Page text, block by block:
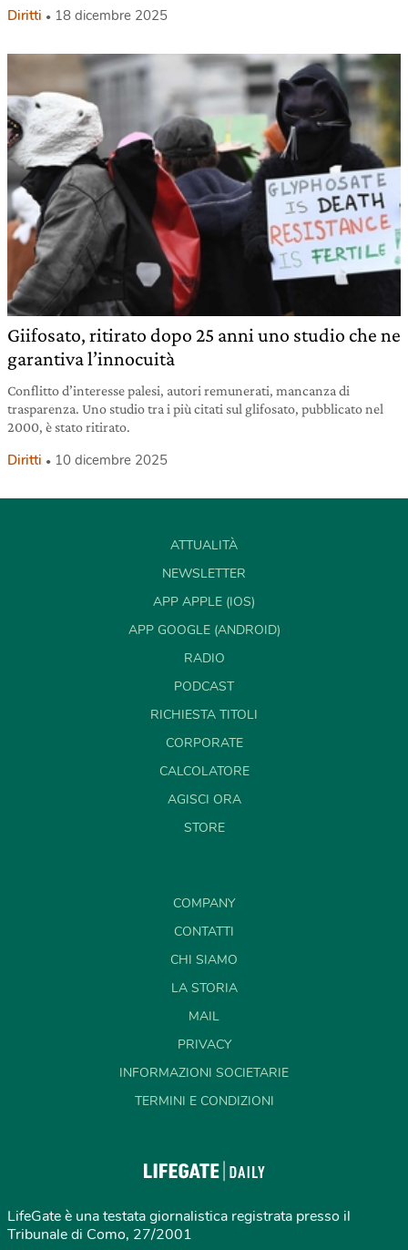
Diritti 18 dicembre 2025
Giifosato, ritirato dopo 25 anni uno studio che ne
garantiva l’innocuità
Conflitto d’interesse palesi, autori remunerati, mancanza di
trasparenza. Uno studio tra i più citati sul glifosato, pubblicato nel
2000, è stato ritirato.
Diritti 10 dicembre 2025
ATTUALITÀ
NEWSLETTER
APP APPLE (IOS)
APP GOOGLE (ANDROID)
RADIO
PODCAST
RICHIESTA TITOLI
CORPORATE
CALCOLATORE
AGISCI ORA
STORE
COMPANY
CONTATTI
CHI SIAMO
LA STORIA
MAIL
PRIVACY
INFORMAZIONI SOCIETARIE
TERMINI E CONDIZIONI
LifeGate è una testata giornalistica registrata presso il
Tribunale di Como, 27/2001